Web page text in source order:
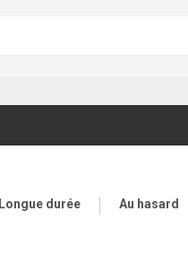
Longue durée Au hasard